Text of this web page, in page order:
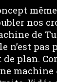
nos
de
n’est pas
plan.
machine